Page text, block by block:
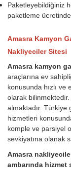
Paketleyebildiğiniz
paketleme
Amasra Kamyon
Nakliyeciler Sitesi
Amasra kamyon
araçlarına ev
konusunda hızlı ve
olarak bilinmektedir.
almaktadır. Türkiye
hizmetleri
komple ve parsiyel
sevkiyatına olanak
Amasra
ambarında